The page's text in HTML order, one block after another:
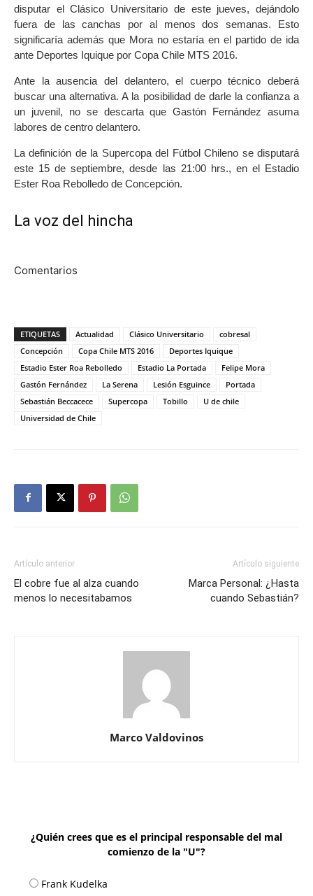
disputar el Clásico Universitario de este jueves, dejándolo
fuera de las canchas por al menos dos semanas. Esto
significaría además que Mora no estaría en el partido de ida
ante Deportes Iquique por Copa Chile MTS 2016.
Ante la ausencia del delantero, el cuerpo técnico deberá
buscar una alternativa. A la posibilidad de darle la confianza a
un juvenil, no se descarta que Gastón Fernández asuma
labores de centro delantero.
La definición de la Supercopa del Fútbol Chileno se disputará
este 15 de septiembre, desde las 21:00 hrs., en el Estadio
Ester Roa Rebolledo de Concepción.
La voz del hincha
Comentarios
ETIQUETAS Actualidad Clásico Universitario
cobresal
Concepción
Copa Chile MTS 2016
Deportes Iquique
Estadio Ester Roa Rebolledo
Estadio La Portada
Felipe Mora
Gastón Fernández
La Serena Lesión Esguince
Portada
Sebastián Beccacece
Supercopa Tobillo
U de chile
Universidad de Chile
Artículo anterior
El cobre fue al alza cuando
menos lo necesitabamos
Artículo siguiente
Marca Personal: ¿Hasta
cuando Sebastián?
Marco Valdovinos
¿Quién crees que es el principal responsable del mal
comienzo de la "U"?
Frank Kudelka